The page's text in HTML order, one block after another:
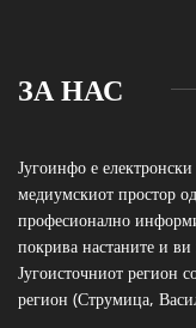
ЗА НАС
Југоинфо е
медиумскиот простор
професионално
покрива настаните и ви
Југоисточниот регион
регион (Струмица,